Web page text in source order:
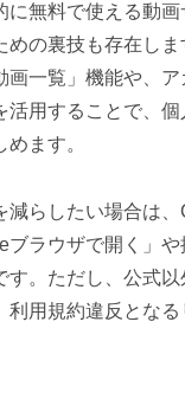
に無料で使える動
めの裏技も存在し
画一覧」機能や、
活用することで、
ます。
減らしたい場合は
ブラウザで開く」
す。ただし、公式
利用規約違反とな